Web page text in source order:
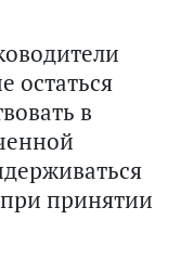
остаться
в
принятии